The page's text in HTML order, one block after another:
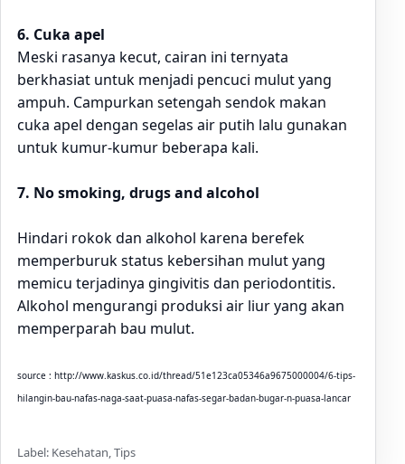
6. Cuka apel
Meski rasanya kecut, cairan ini ternyata
berkhasiat untuk menjadi pencuci mulut yang
ampuh. Campurkan setengah sendok makan
cuka apel dengan segelas air putih lalu gunakan
untuk kumur-kumur beberapa kali.
7. No smoking, drugs and alcohol
Hindari rokok dan alkohol karena berefek
memperburuk status kebersihan mulut yang
memicu terjadinya gingivitis dan periodontitis.
Alkohol mengurangi produksi air liur yang akan
memperparah bau mulut.
source : http://www.kaskus.co.id/thread/51e123ca05346a9675000004/6-tips-
hilangin-bau-nafas-naga-saat-puasa-nafas-segar-badan-bugar-n-puasa-lancar
Label: Kesehatan, Tips